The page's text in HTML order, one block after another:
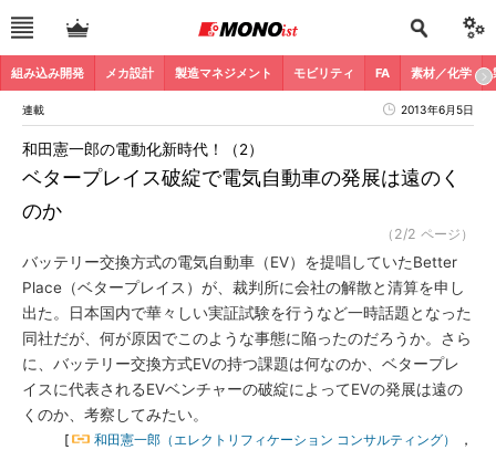
組み込み開発 メカ設計 製造マネジメント モビリティ FA 素材／化学
連載 2013年6月5日
ベタープレイス破綻で電気自動車の発展は遠のく
のか
和田憲一郎の電動化新時代！（2）
（2/2 ページ）
バッテリー交換方式の電気自動車（EV）を提唱していたBetter
Place（ベタープレイス）が、裁判所に会社の解散と清算を申し
出た。日本国内で華々しい実証試験を行うなど一時話題となった
同社だが、何が原因でこのような事態に陥ったのだろうか。さら
に、バッテリー交換方式EVの持つ課題は何なのか、ベタープレ
イスに代表されるEVベンチャーの破綻によってEVの発展は遠の
くのか、考察してみたい。
[ 和田憲一郎（エレクトリフィケーション コンサルティング）
，